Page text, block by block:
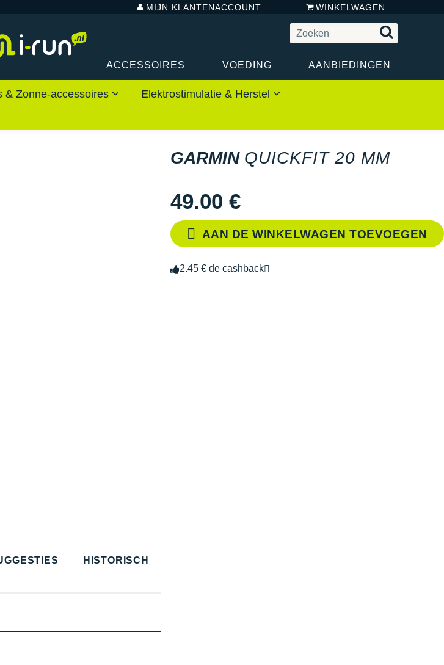
MIJN KLANTENACCOUNT WINKELWAGEN
ACCESSOIRES VOEDING AANBIEDINGEN
& Zonne-accessoires
Elektrostimulatie & Herstel
GARMIN QUICKFIT 20 MM
49.00 €
AAN DE WINKELWAGEN TOEVOEGEN
2.45 € de cashback
HISTORISCH